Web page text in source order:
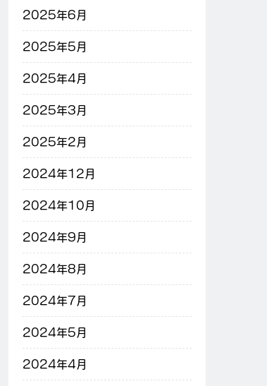
2025年6月
2025年5月
2025年4月
2025年3月
2025年2月
2024年12月
2024年10月
2024年9月
2024年8月
2024年7月
2024年5月
2024年4月